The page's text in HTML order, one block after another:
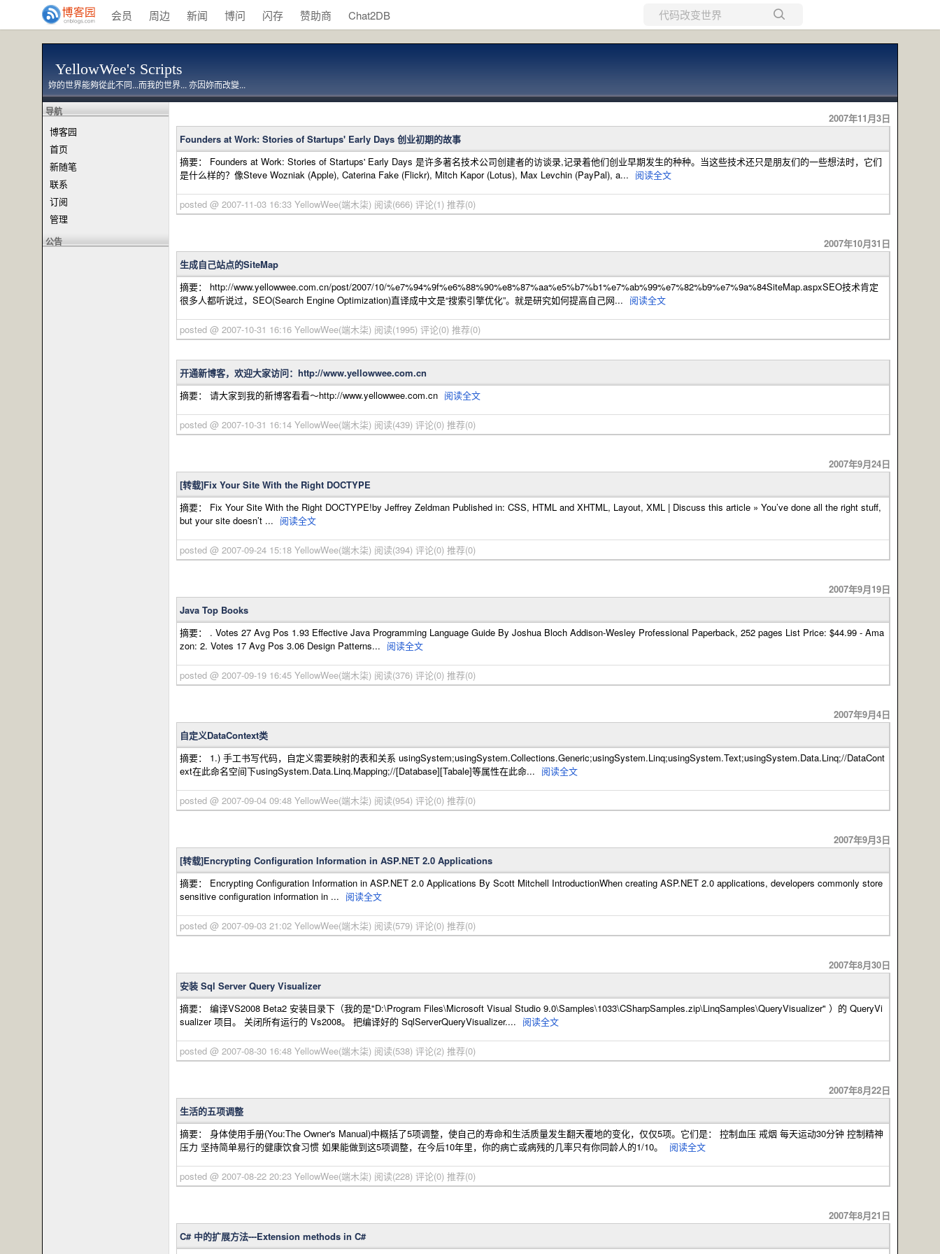
会员 周边 新闻 博问 闪存 赞助商 Chat2DB
YellowWee's Scripts
妳的世界能夠從此不同...而我的世界... 亦因妳而改變...
导航
博客园
首页
新随笔
联系
订阅
管理
公告
2007年11月3日
Founders at Work: Stories of Startups' Early Days 创业初期的故事
摘要： Founders at Work: Stories of Startups' Early Days 是许多著名技术公司创建者的访谈录,记录着他们创业早期发生的种种。当这些技术还只是朋友们的一些想法时，它们
是什么样的？像Steve Wozniak (Apple), Caterina Fake (Flickr), Mitch Kapor (Lotus), Max Levchin (PayPal), a... 阅读全文
posted @ 2007-11-03 16:33 YellowWee(端木柒) 阅读(666) 评论(1) 推荐(0)
2007年10月31日
生成自己站点的SiteMap
摘要： http://www.yellowwee.com.cn/post/2007/10/%e7%94%9f%e6%88%90%e8%87%aa%e5%b7%b1%e7%ab%99%e7%82%b9%e7%9a%84SiteMap.aspxSEO技术肯定
很多人都听说过，SEO(Search Engine Optimization)直译成中文是“搜索引擎优化”。就是研究如何提高自己网... 阅读全文
posted @ 2007-10-31 16:16 YellowWee(端木柒) 阅读(1995) 评论(0) 推荐(0)
开通新博客，欢迎大家访问：http://www.yellowwee.com.cn
摘要： 请大家到我的新博客看看～http://www.yellowwee.com.cn 阅读全文
posted @ 2007-10-31 16:14 YellowWee(端木柒) 阅读(439) 评论(0) 推荐(0)
2007年9月24日
[转载]Fix Your Site With the Right DOCTYPE
摘要： Fix Your Site With the Right DOCTYPE!by Jeffrey Zeldman Published in: CSS, HTML and XHTML, Layout, XML | Discuss this article » You’ve done all the right stuff,
but your site doesn’t ... 阅读全文
posted @ 2007-09-24 15:18 YellowWee(端木柒) 阅读(394) 评论(0) 推荐(0)
2007年9月19日
Java Top Books
摘要： . Votes 27 Avg Pos 1.93 Effective Java Programming Language Guide By Joshua Bloch Addison-Wesley Professional Paperback, 252 pages List Price: $44.99 - Ama
zon: 2. Votes 17 Avg Pos 3.06 Design Patterns... 阅读全文
posted @ 2007-09-19 16:45 YellowWee(端木柒) 阅读(376) 评论(0) 推荐(0)
2007年9月4日
自定义DataContext类
摘要： 1.) 手工书写代码，自定义需要映射的表和关系 usingSystem;usingSystem.Collections.Generic;usingSystem.Linq;usingSystem.Text;usingSystem.Data.Linq;//DataCont
ext在此命名空间下usingSystem.Data.Linq.Mapping;//[Database][Tabale]等属性在此命... 阅读全文
posted @ 2007-09-04 09:48 YellowWee(端木柒) 阅读(954) 评论(0) 推荐(0)
2007年9月3日
[转载]Encrypting Configuration Information in ASP.NET 2.0 Applications
摘要： Encrypting Configuration Information in ASP.NET 2.0 Applications By Scott Mitchell IntroductionWhen creating ASP.NET 2.0 applications, developers commonly store
sensitive configuration information in ... 阅读全文
posted @ 2007-09-03 21:02 YellowWee(端木柒) 阅读(579) 评论(0) 推荐(0)
2007年8月30日
安装 Sql Server Query Visualizer
摘要： 编译VS2008 Beta2 安装目录下（我的是"D:\Program Files\Microsoft Visual Studio 9.0\Samples\1033\CSharpSamples.zip\LinqSamples\QueryVisualizer" ）的 QueryVi
sualizer 项目。 关闭所有运行的 Vs2008。 把编译好的 SqlServerQueryVisualizer.... 阅读全文
posted @ 2007-08-30 16:48 YellowWee(端木柒) 阅读(538) 评论(2) 推荐(0)
2007年8月22日
生活的五项调整
摘要： 身体使用手册(You:The Owner's Manual)中概括了5项调整，使自己的寿命和生活质量发生翻天覆地的变化，仅仅5项。它们是： 控制血压 戒烟 每天运动30分钟 控制精神
压力 坚持简单易行的健康饮食习惯 如果能做到这5项调整，在今后10年里，你的病亡或病残的几率只有你同龄人的1/10。
阅读全文
posted @ 2007-08-22 20:23 YellowWee(端木柒) 阅读(228) 评论(0) 推荐(0)
2007年8月21日
C# 中的扩展方法---Extension methods in C#